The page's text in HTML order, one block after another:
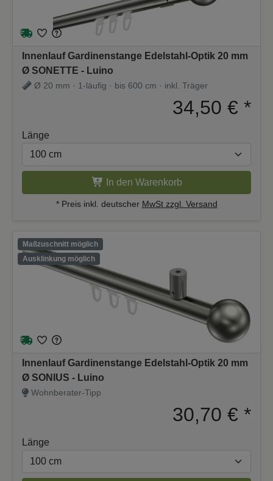
Innenlauf Gardinenstange Edelstahl-Optik 20 mm
Ø SONETTE - Luino
Ø 20 mm · 1-läufig · bis 600 cm · inkl. Träger
34,50 € *
Länge
In den Warenkorb
* Preis inkl. deutscher MwSt zzgl. Versand
Maßzuschnitt möglich
Ausklinkung möglich
Innenlauf Gardinenstange Edelstahl-Optik 20 mm
Ø SONIUS - Luino
Wohnberater-Tipp
30,70 € *
Länge